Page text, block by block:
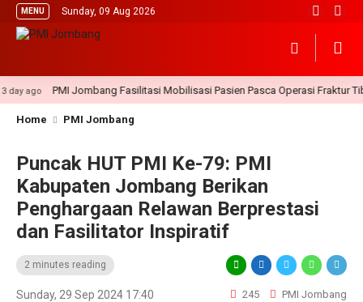
MENU Sunday, 09 Aug 2026
PMI Jombang Fasilitasi Mobilisasi Pasien Pasca Operasi Fraktur Tibia
Home PMI Jombang
Puncak HUT PMI Ke-79: PMI
Kabupaten Jombang Berikan
Penghargaan Relawan Berprestasi
dan Fasilitator Inspiratif
2 minutes reading
Sunday, 29 Sep 2024 17:40 245 PMI Jombang